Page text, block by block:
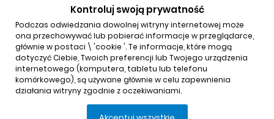
INFORMACJA O SKLEPIE 
REGULAMINY
Kontroluj swoją prywatność
Podczas odwiedzania dowolnej witryny internetowej może
ona przechowywać lub pobierać informacje w przeglądarce,
głównie w postaci \ 'cookie '. Te informacje, które mogą
dotyczyć Ciebie, Twoich preferencji lub Twojego urządzenia
internetowego (komputera, tabletu lub telefonu
komórkowego), są używane głównie w celu zapewnienia
działania witryny zgodnie z oczekiwaniami.